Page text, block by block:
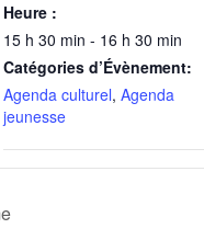
Heure :
15 h 30 min - 16 h 30 min
Catégories d’Évènement:
Agenda culturel, Agenda
jeunesse